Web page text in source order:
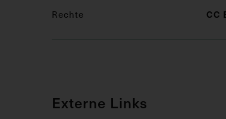
Rechte CC
Externe Links